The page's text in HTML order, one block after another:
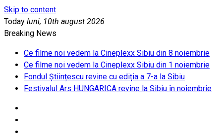
Skip to content
Today luni, 10th august 2026
Breaking News
Ce filme noi vedem la Cineplexx Sibiu din 8 noiembrie
Ce filme noi vedem la Cineplexx Sibiu din 1 noiembrie
Fondul Științescu revine cu ediția a 7-a la Sibiu
Festivalul Ars HUNGARICA revine la Sibiu în noiembrie